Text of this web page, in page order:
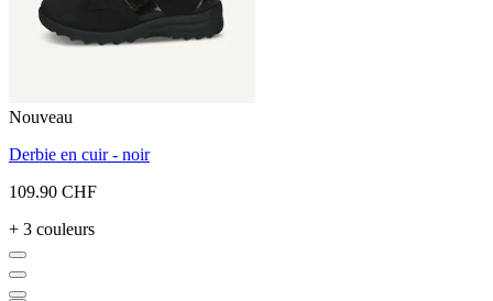
Nouveau
Derbie en cuir - noir
109.90 CHF
+ 3 couleurs